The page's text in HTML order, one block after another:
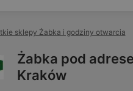
sklepy Żabka i godziny otwarcia
Żabka pod
Kraków